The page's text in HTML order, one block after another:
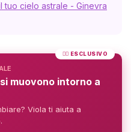
tuo cielo astrale - Ginevra
❤️‍🔥 ESCLUSIVO
muovono intorno a
Viola ti aiuta a